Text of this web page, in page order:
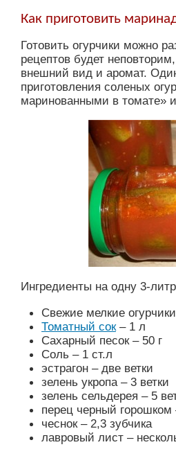
Как приготовить
Готовить огурчики можно
рецептов будет
внешний вид и аромат.
приготовления соленых
маринованными в томате»
Ингредиенты на одну 3-
Свежие мелкие
Томатный сок– 1 л
Сахарный песок – 50 г
Соль – 1 ст.л
эстрагон – две ветки
зелень укропа – 3 ветки
зелень сельдерея – 5
перец черный
чеснок – 2,3 зубчика
лавровый лист –